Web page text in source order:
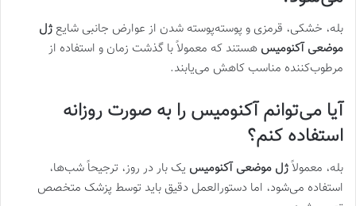
بله، خشکی، قرمزی و پوسته‌پوسته شدن از عوارض جانبی شایع ژل
موضعی آکنومیس هستند که معمولاً با گذشت زمان و استفاده از
مرطوب‌کننده مناسب کاهش می‌یابند.
آیا می‌توانم آکنومیس را به صورت روزانه
استفاده کنم؟
بله، معمولاًژل موضعی آکنومیس یک بار در روز، ترجیحاً شب‌ها،
استفاده می‌شود، اما دستورالعمل دقیق باید توسط پزشک متخصص